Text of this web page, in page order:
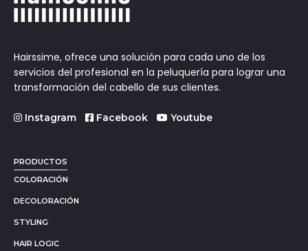
Hairssime, ofrece una solución para cada uno de los
servicios del profesional en la peluquería para lograr una
transformación del cabello de sus clientes.
Instagram Facebook Youtube
PRODUCTOS
COLORACIÓN
DECOLORACIÓN
STYLING
HAIR LOGIC